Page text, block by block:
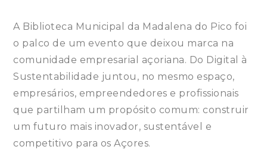
A Biblioteca Municipal da Madalena do Pico foi
o palco de um evento que deixou marca na
comunidade empresarial açoriana. Do Digital à
Sustentabilidade juntou, no mesmo espaço,
empresários, empreendedores e profissionais
que partilham um propósito comum: construir
um futuro mais inovador, sustentável e
competitivo para os Açores.